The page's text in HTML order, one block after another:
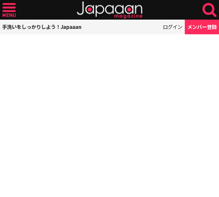
手洗いをしっかりしよう！Japaaan ログイン メンバー登録